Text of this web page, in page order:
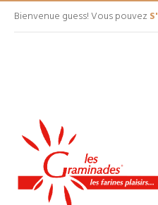
Bienvenue guess! Vous pouvez